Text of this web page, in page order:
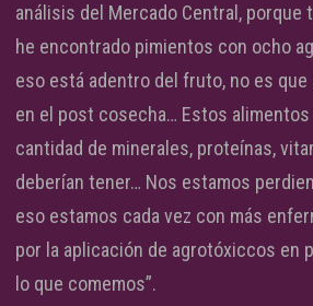
análisis del Mercado Central, porque
he encontrado pimientos con ocho
eso está adentro del fruto, no es
en el post cosecha… Estos
cantidad de minerales, proteínas,
deberían tener… Nos estamos
eso estamos cada vez con más
por la aplicación de agrotóxiccos en
lo que comemos”.